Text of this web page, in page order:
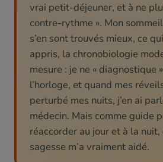
vrai petit-déjeuner, et à ne
contre-rythme ». Mon
s’en sont trouvés mieux, ce
appris, la chronobiologie
mesure : je ne « diagnostique
l’horloge, et quand mes
perturbé mes nuits, j’en ai
médecin. Mais comme guide
réaccorder au jour et à la
sagesse m’a vraiment aidé.